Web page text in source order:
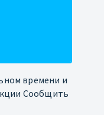
времени и
Сообщить